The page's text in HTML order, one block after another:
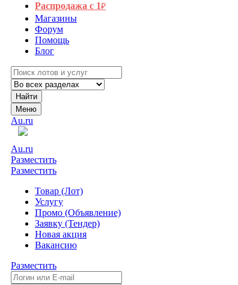
Распродажа с 1₽
Магазины
Форум
Помощь
Блог
Найти
Меню
Au.ru
Au.ru
Разместить
Разместить
Товар (Лот)
Услугу
Промо (Объявление)
Заявку (Тендер)
Новая акция
Вакансию
Разместить